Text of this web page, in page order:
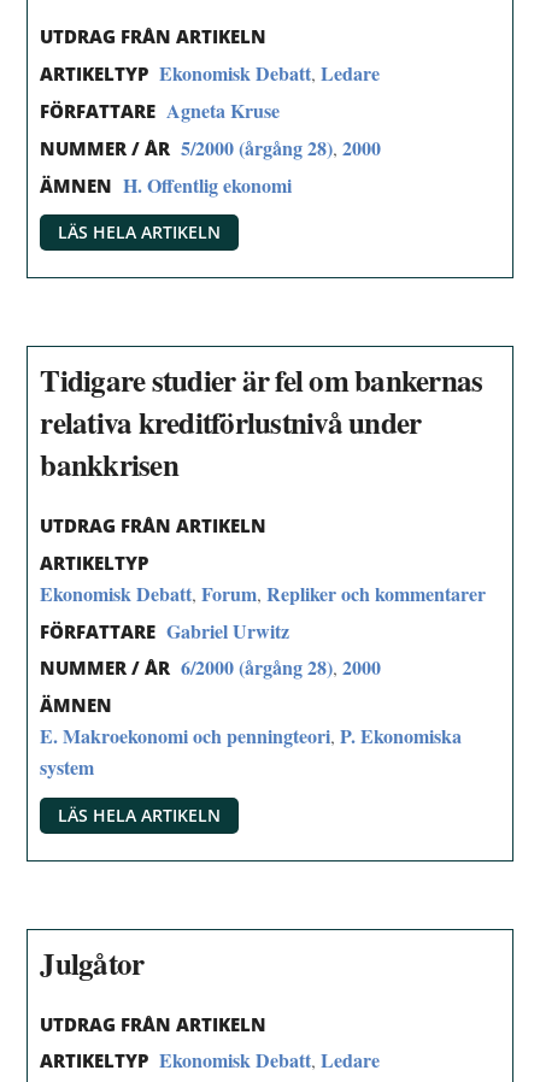
UTDRAG FRÅN ARTIKELN
ARTIKELTYP Ekonomisk Debatt,Ledare
FÖRFATTARE Agneta Kruse
NUMMER / ÅR 5/2000 (årgång 28),2000
ÄMNEN H. Offentlig ekonomi
LÄS HELA ARTIKELN
Tidigare studier är fel om bankernas
relativa kreditförlustnivå under
bankkrisen
UTDRAG FRÅN ARTIKELN
ARTIKELTYP
Ekonomisk Debatt,Forum,Repliker och kommentarer
FÖRFATTARE Gabriel Urwitz
NUMMER / ÅR 6/2000 (årgång 28),2000
ÄMNEN
E. Makroekonomi och penningteori,P. Ekonomiska
system
LÄS HELA ARTIKELN
Julgåtor
UTDRAG FRÅN ARTIKELN
ARTIKELTYP Ekonomisk Debatt,Ledare